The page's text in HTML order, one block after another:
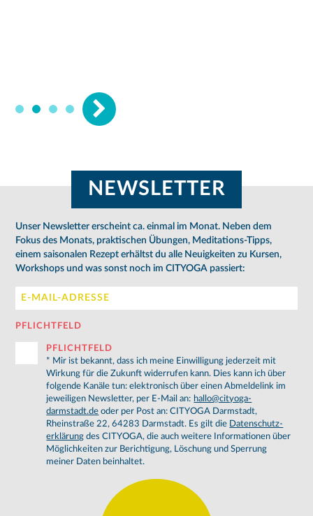
NEWSLETTER
Unser Newsletter erscheint ca. einmal im Monat. Neben dem
Fokus des Monats, praktischen Übungen, Meditations-Tipps,
einem saisonalen Rezept erhältst du alle Neuigkeiten zu Kursen,
Workshops und was sonst noch im CITYOGA passiert:
PFLICHTFELD
PFLICHTFELD
* Mir ist bekan­nt, dass ich meine Ein­wil­li­gung jed­erzeit mit
Wirkung für die Zukunft wider­rufen kann. Dies kann ich über
fol­gende Kanäle tun: elek­tronisch über ei­nen Ab­meldelink im
jew­eili­gen Newslet­ter, per E-Mail an: hallo@cityoga-
darmstadt.de oder per Post an: CITYOGA Darmstadt,
Rheinstraße 22, 64283 Darmstadt. Es gilt die Daten­schutz­
erk­lärung des CITYOGA, die auch weitere In­for­ma­tio­nen über
Möglichkeit­en zur Berich­ti­gung, Löschung und Sper­rung
mein­er Dat­en bein­hal­tet.